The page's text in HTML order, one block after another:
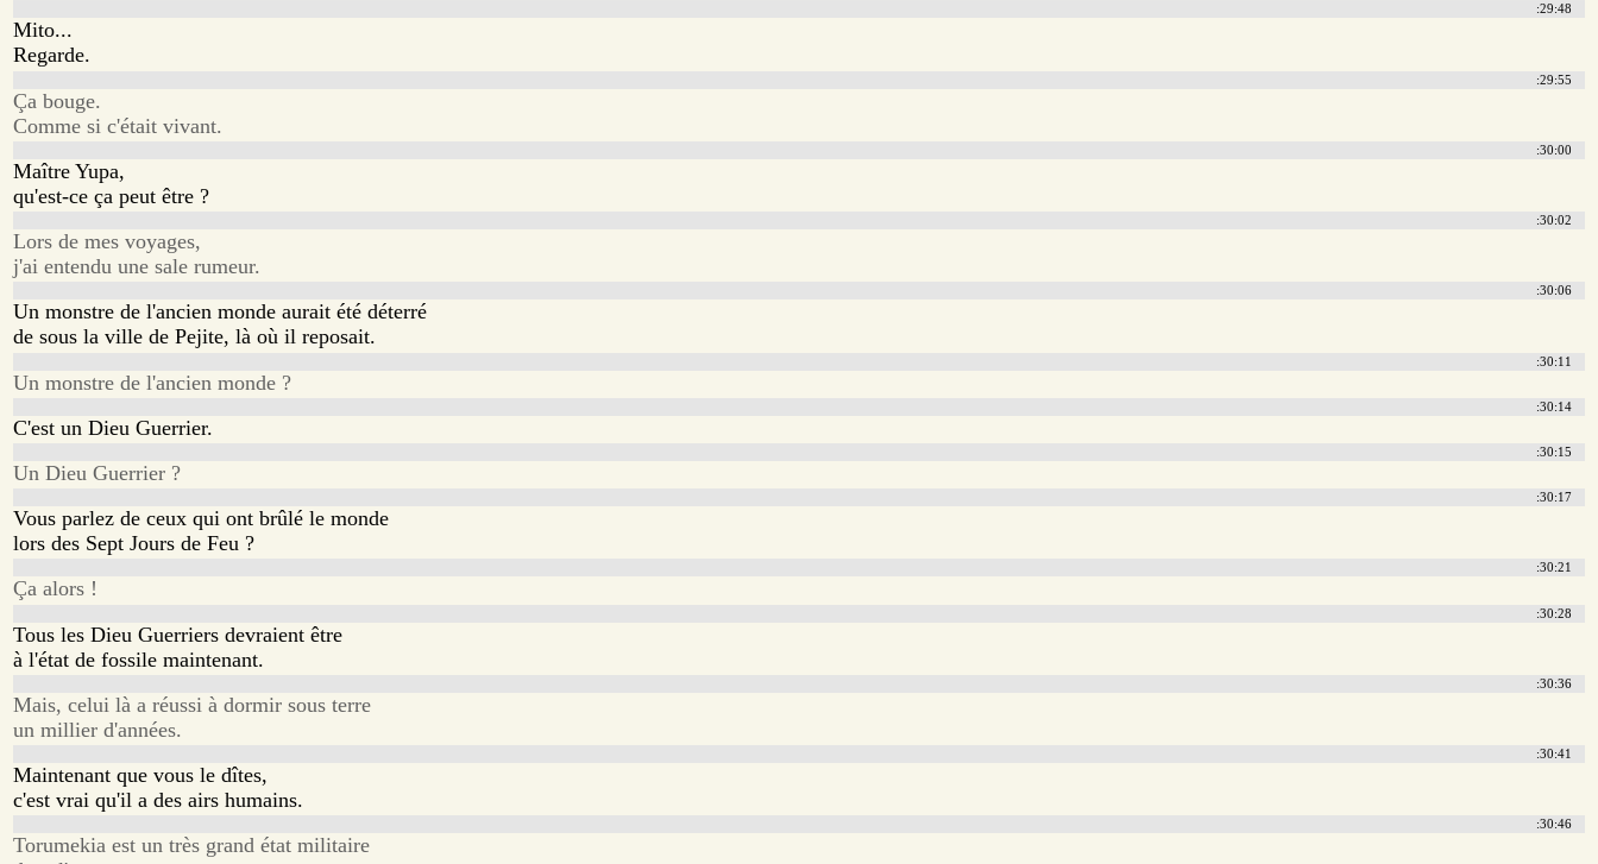
:29:48
Mito...
Regarde.
:29:55
Ça bouge.
Comme si c'était vivant.
:30:00
Maître Yupa,
qu'est-ce ça peut être ?
:30:02
Lors de mes voyages,
j'ai entendu une sale rumeur.
:30:06
Un monstre de l'ancien monde aurait été déterré
de sous la ville de Pejite, là où il reposait.
:30:11
Un monstre de l'ancien monde ?
:30:14
C'est un Dieu Guerrier.
:30:15
Un Dieu Guerrier ?
:30:17
Vous parlez de ceux qui ont brûlé le monde
lors des Sept Jours de Feu ?
:30:21
Ça alors !
:30:28
Tous les Dieu Guerriers devraient être
à l'état de fossile maintenant.
:30:36
Mais, celui là a réussi à dormir sous terre
un millier d'années.
:30:41
Maintenant que vous le dîtes,
c'est vrai qu'il a des airs humains.
:30:46
Torumekia est un très grand état militaire